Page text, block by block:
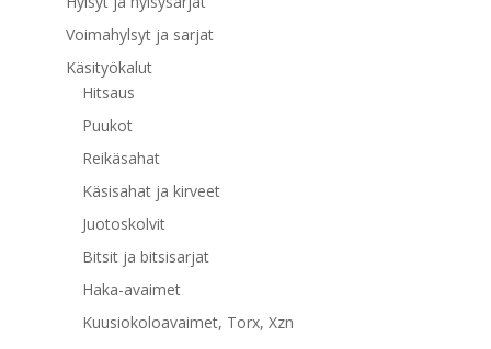
Voimahylsyt ja sarjat
Käsityökalut
Hitsaus
Puukot
Reikäsahat
Käsisahat ja kirveet
Juotoskolvit
Bitsit ja bitsisarjat
Haka-avaimet
Kuusiokoloavaimet, Torx, Xzn